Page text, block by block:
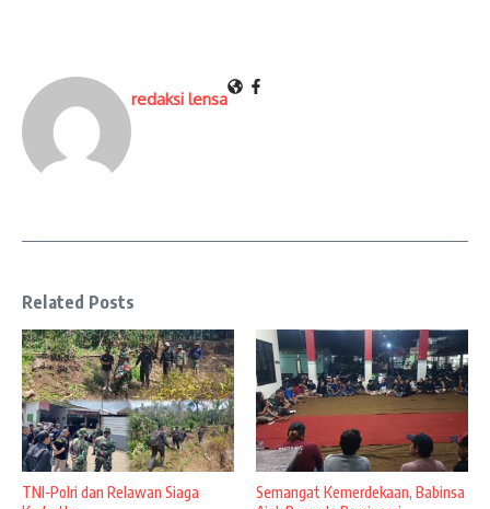
redaksi lensa
Related Posts
TNI-Polri dan Relawan Siaga
Semangat Kemerdekaan, Babinsa